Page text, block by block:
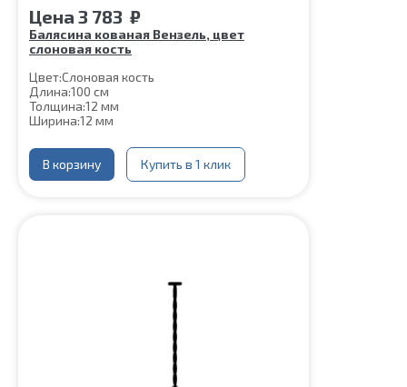
Цена 3 783 ₽
Балясина кованая Вензель, цвет
слоновая кость
Цвет:Слоновая кость
Длина:100 см
Толщина:12 мм
Ширина:12 мм
Шпилька:М8
Верхнее коромысло:Цвет слоновая кость
В корзину Купить в 1 клик